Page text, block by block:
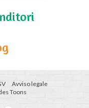
Avviso legale
Toons